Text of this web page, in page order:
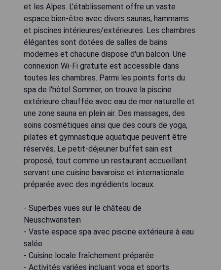
et les Alpes. L'établissement offre un vaste
espace bien-être avec divers saunas, hammams
et piscines intérieures/extérieures. Les chambres
élégantes sont dotées de salles de bains
modernes et chacune dispose d'un balcon. Une
connexion Wi-Fi gratuite est accessible dans
toutes les chambres. Parmi les points forts du
spa de l'hôtel Sommer, on trouve la piscine
extérieure chauffée avec eau de mer naturelle et
une zone sauna en plein air. Des massages, des
soins cosmétiques ainsi que des cours de yoga,
pilates et gymnastique aquatique peuvent être
réservés. Le petit-déjeuner buffet sain est
proposé, tout comme un restaurant accueillant
servant une cuisine bavaroise et internationale
préparée avec des ingrédients locaux.
- Superbes vues sur le château de
Neuschwanstein
- Vaste espace spa avec piscine extérieure à eau
salée
- Cuisine locale fraîchement préparée
- Activités variées incluant yoga et sports